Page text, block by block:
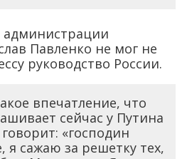
Павленко не мог не
руководство России.
впечатление, что
сейчас у Путина
«господин
я сажаю за решетку тех,